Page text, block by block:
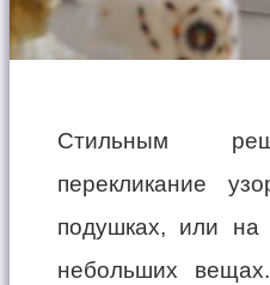
Стильным
перекликание
подушках, или на
небольших